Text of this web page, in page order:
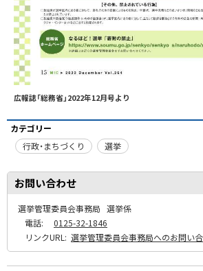
広報誌「総務省」2022年12月号より
カテゴリー
行政・まちづくり
選挙
お問い合わせ
選挙管理委員会事務局 選挙係
電話:
0125-32-1846
リンクURL: 選挙管理委員会事務局へのお問い